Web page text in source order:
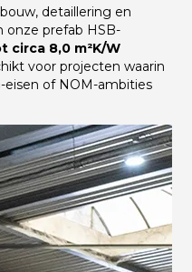
detaillering en
onze prefab HSB-
circa 8,0 m²K/W
voor projecten waarin
eisen of NOM-ambities